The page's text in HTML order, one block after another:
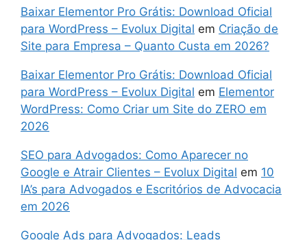
Baixar Elementor Pro Grátis: Download Oficial
para WordPress – Evolux Digital em Criação de
Site para Empresa – Quanto Custa em 2026?
Baixar Elementor Pro Grátis: Download Oficial
para WordPress – Evolux Digital em Elementor
WordPress: Como Criar um Site do ZERO em
2026
SEO para Advogados: Como Aparecer no
Google e Atrair Clientes – Evolux Digital em 10
IA’s para Advogados e Escritórios de Advocacia
em 2026
Google Ads para Advogados: Leads